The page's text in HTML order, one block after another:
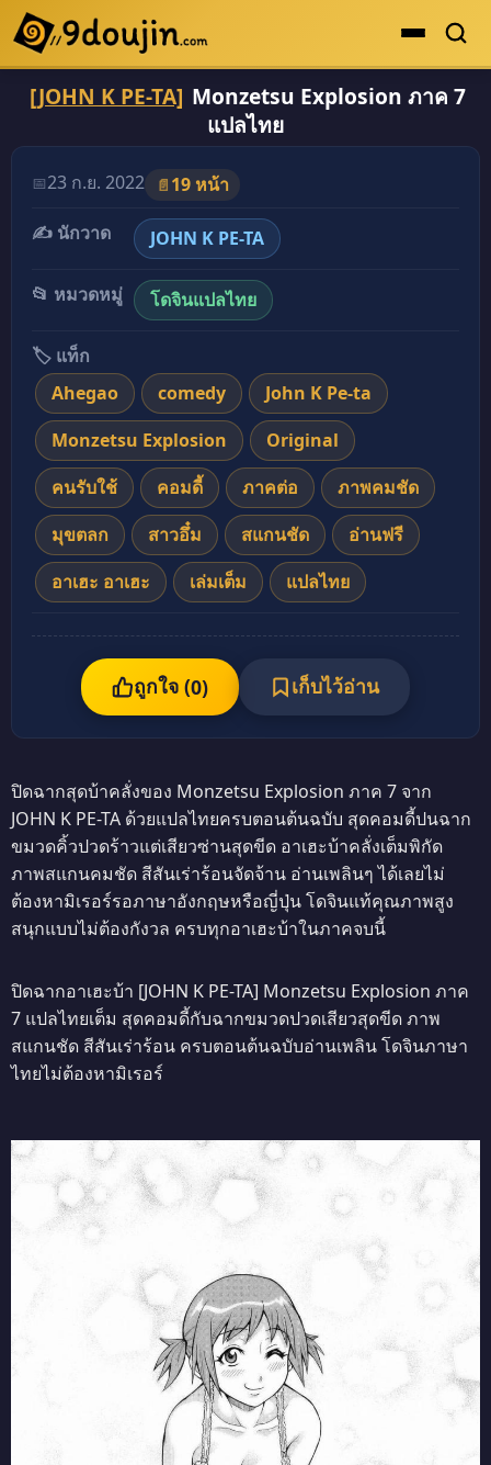
ดูเยอะสุด
คะแนนเยอะสุด
โดจินรูปสี
ระดับตำนาน
ยอดนิยม
เรื่องที่เก็บไว้
[JOHN K PE-TA] Monzetsu Explosion ภาค 7
แปลไทย
📅23 ก.ย. 2022 📄 19 หน้า
✍️ นักวาด
JOHN K PE-TA
📂 หมวดหมู่ โดจินแปลไทย
🏷️ แท็ก
Ahegao
comedy
John K Pe-ta
Monzetsu Explosion
Original
คนรับใช้
คอมดี้ ภาคต่อ
ภาพคมชัด
มุขตลก
สาวอึ๋ม สแกนชัด
อ่านฟรี
อาเฮะ อาเฮะ
เล่มเต็ม แปลไทย
ถูกใจ (0) เก็บไว้อ่าน
ปิดฉากสุดบ้าคลั่งของ Monzetsu Explosion ภาค 7 จาก
JOHN K PE-TA ด้วยแปลไทยครบตอนต้นฉบับ สุดคอมดี้ปนฉาก
ขมวดคิ้วปวดร้าวแต่เสียวซ่านสุดขีด อาเฮะบ้าคลั่งเต็มพิกัด
ภาพสแกนคมชัด สีสันเร่าร้อนจัดจ้าน อ่านเพลินๆ ได้เลยไม่
ต้องหามิเรอร์รอภาษาอังกฤษหรือญี่ปุ่น โดจินแท้คุณภาพสูง
สนุกแบบไม่ต้องกังวล ครบทุกอาเฮะบ้าในภาคจบนี้
ปิดฉากอาเฮะบ้า [JOHN K PE-TA] Monzetsu Explosion ภาค
7 แปลไทยเต็ม สุดคอมดี้กับฉากขมวดปวดเสียวสุดขีด ภาพ
สแกนชัด สีสันเร่าร้อน ครบตอนต้นฉบับอ่านเพลิน โดจินภาษา
ไทยไม่ต้องหามิเรอร์